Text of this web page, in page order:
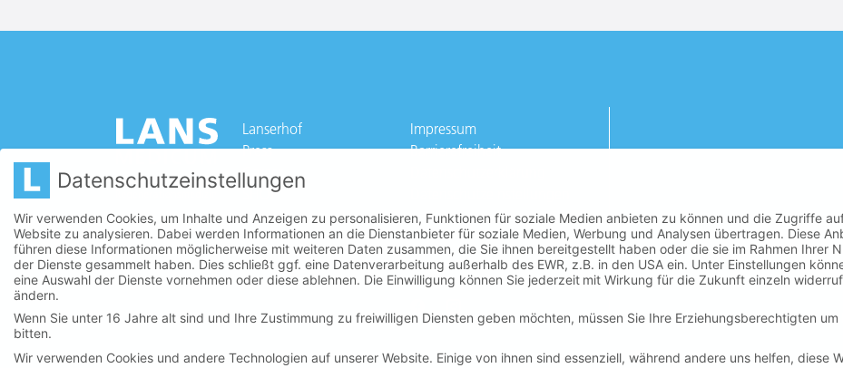
Lanserhof
Press
Career
SHOP
Impressum
Barrierefreiheit
Datenschutzeinstellungen
Wir verwenden Cookies, um Inhalte und Anzeigen zu personalisieren, Funktionen für soziale Medien anbieten zu können und die Zugriffe
Website zu analysieren. Dabei werden Informationen an die Dienstanbieter für soziale Medien, Werbung und Analysen übertragen. Diese
führen diese Informationen möglicherweise mit weiteren Daten zusammen, die Sie ihnen bereitgestellt haben oder die sie im Rahmen Ihrer
der Dienste gesammelt haben. Dies schließt ggf. eine Datenverarbeitung außerhalb des EWR, z.B. in den USA ein. Unter Einstellungen
eine Auswahl der Dienste vornehmen oder diese ablehnen. Die Einwilligung können Sie jederzeit mit Wirkung für die Zukunft einzeln
ändern.
Wenn Sie unter 16 Jahre alt sind und Ihre Zustimmung zu freiwilligen Diensten geben möchten, müssen Sie Ihre Erziehungsberechtigten um
bitten.
Wir verwenden Cookies und andere Technologien auf unserer Website. Einige von ihnen sind essenziell, während andere uns helfen, diese